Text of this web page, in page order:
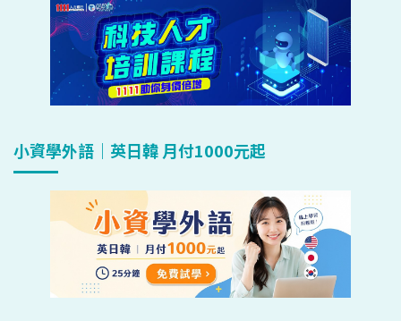
小資學外語｜英日韓 月付1000元起